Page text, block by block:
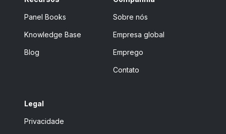
Panel Books
Knowledge Base
Blog
Sobre nós
Empresa global
Emprego
Contato
Legal
Privacidade